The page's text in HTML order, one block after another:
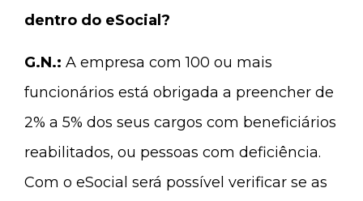
dentro do eSocial?
G.N.: A empresa com 100 ou mais
funcionários está obrigada a preencher de
2% a 5% dos seus cargos com beneficiários
reabilitados, ou pessoas com deficiência.
Com o eSocial será possível verificar se as